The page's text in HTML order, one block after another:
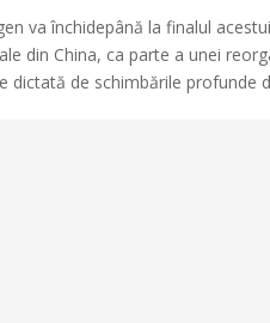
va închidepână la finalul
din China, ca parte a unei
dictată de schimbările profunde